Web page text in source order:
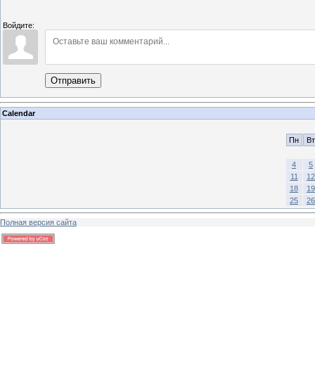
Войдите:
Отправить
Calendar
Пн Вт
4
5
11
12
18
19
25
26
Полная версия сайта